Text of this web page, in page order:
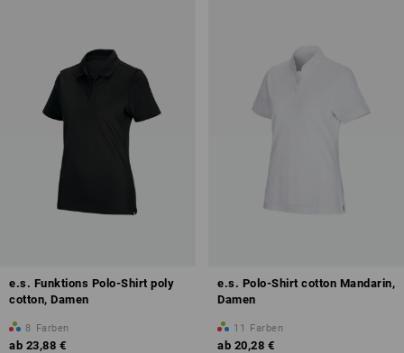
e.s. Funktions Polo-Shirt poly
cotton, Damen
8 Farben
ab 23,88 €
e.s. Polo-Shirt cotton Mandarin,
Damen
11 Farben
ab 20,28 €